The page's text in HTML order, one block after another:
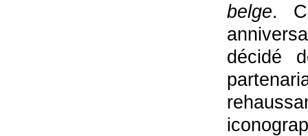
belge.
décidé